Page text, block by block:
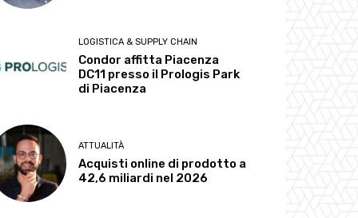
LOGISTICA & SUPPLY CHAIN
Condor affitta Piacenza
DC11 presso il Prologis Park
di Piacenza
ATTUALITÀ
Acquisti online di prodotto a
42,6 miliardi nel 2026